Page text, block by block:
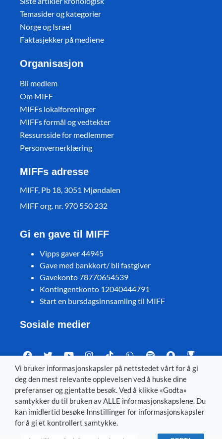
Temasider og kategorier
Norge og Israel
Faktasjekker på mediene
Organisasjon
Bli medlem
Om MIFF
MIFFs lokalforeninger
MIFFs formål og vedtekter
Ressursside for medlemmer
Personvernerklæring
MIFFs adresse
MIFF, Pb 18, 3051 Mjøndalen
MIFF org. nr. 970 550 232
Gi en gave til MIFF
Vipps gaver 44945
Gave med bankkort/ bli fastgiver
Gavekonto 78770654539
Kontingentkonto 12040444791
Start en bursdagsinnsamling til MIFF
Sosiale medier
Visit MIFF in other languages
Svenska– Dansk–Deutsch–Íslenska–English
Vi bruker informasjonskapsler på nettstedet vårt for å gi
deg den mest relevante opplevelsen ved å huske dine
preferanser og gjentatte besøk. Ved å klikke «Godta»
samtykker du til bruken av ALLE informasjonskapslene. Du
kan imidlertid besøke Innstillinger for informasjonskapsler
for å gi et kontrollert samtykke.